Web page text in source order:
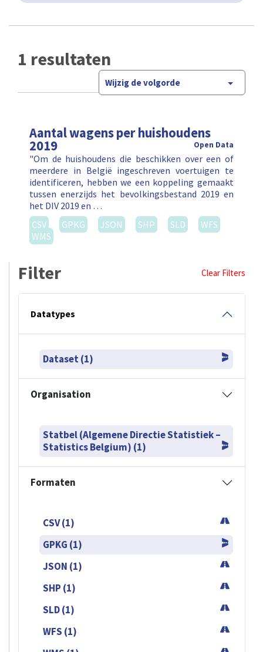
1 resultaten
Wijzig de volgorde
Aantal wagens per huishoudens
2019 Open Data
"Om de huishoudens die beschikken over een of
meerdere in België ingeschreven voertuigen te
identificeren, hebben we een koppeling gemaakt
tussen enerzijds het bevolkingsbestand 2019 en
het DIV 2019 en …
CSV
GPKG JSON SHP SLD
WFS
WMS
Filter Clear Filters
Datatypes
Dataset (1)
Organisation
Statbel (Algemene Directie Statistiek –
Statistics Belgium) (1)
Formaten
CSV (1)
GPKG (1)
JSON (1)
SHP (1)
SLD (1)
WFS (1)